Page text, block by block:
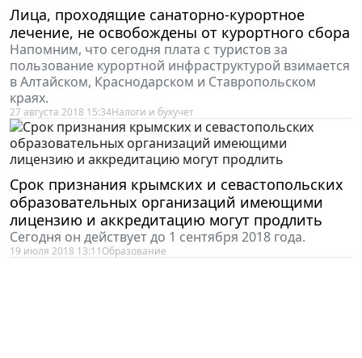
Лица, проходящие санаторно-курортное
лечение, не освобождены от курортного сбора
Напомним, что сегодня плата с туристов за
пользование курортной инфраструктурой взимается
в Алтайском, Краснодарском и Ставропольском
краях.
27 августа 2018 15:34Налоги и бухучет
Срок признания крымских и севастопольских
образовательных организаций имеющими
лицензию и аккредитацию могут продлить
Сегодня он действует до 1 сентября 2018 года.
19 июля 2018 13:11 Образование